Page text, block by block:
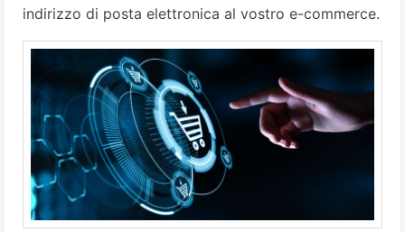
indirizzo di posta elettronica al vostro e-commerce.